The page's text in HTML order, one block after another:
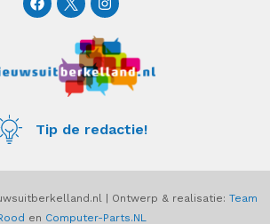
a
c
o
o
n
s
t
a
g
r
a
Tip de redactie!
| Ontwerp & realisatie: Team
en Computer-Parts.NL